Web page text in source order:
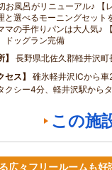
お風呂がリニューアル♪ 【
と選べるモーニングセット
マの手作りパンは大人気♪
ドッグラン完備
長野県北佐久郡軽井沢町
セス
碓氷軽井沢ICから
クシー4分、軽井沢駅から
この施
広々フリールームも好